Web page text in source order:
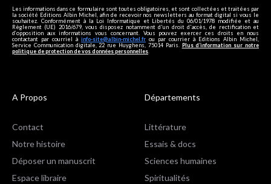
Les informations dans ce formulaire sont toutes obligatoires, et sont collectées et traitées par
la société Editions Albin Michel, afin de recevoir nos newsletters au format digital si vous le
souhaitez. Conformément à la Loi Informatique et Libertés du 06/01/1978 modifiée et au
Règlement (UE) 2016/679, vous disposez notamment d'un droit d'accès, de rectification et
d’opposition aux informations vous concernant. Vous pouvez exercer ces droits en nous
contactant par courriel à info-site@albin-michel.fr ou par courrier à Editions Albin Michel,
Service Communication digitale, 22 rue Huyghens, 75014 Paris. Plus d’information sur notre
politique de protection de vos données personnelles
A Propos
Contact
Notre histoire
Déposer un manuscrit
Espace libraire
Départements
Littérature
Essais & docs
Sciences humaines
Spiritualités